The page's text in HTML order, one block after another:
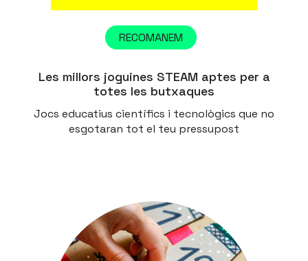
RECOMANEM
Les millors joguines STEAM aptes per a
totes les butxaques
Jocs educatius científics i tecnològics que no
esgotaran tot el teu pressupost